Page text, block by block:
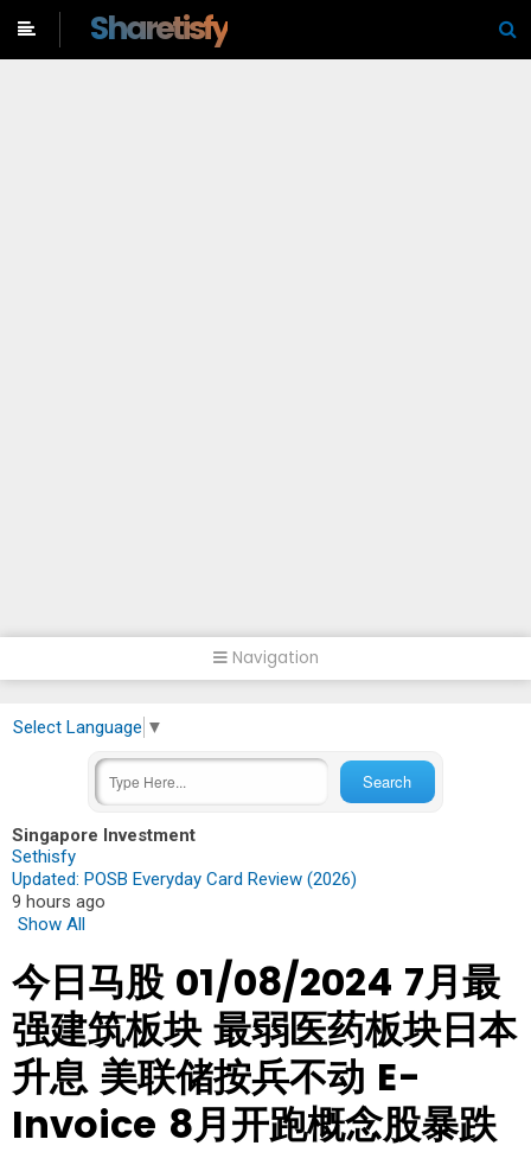
Sharetisfy
Navigation
Select Language ▼
Singapore Investment
Sethisfy
Updated: POSB Everyday Card Review (2026)
9 hours ago
Show All
今日马股 01/08/2024 7月最
强建筑板块 最弱医药板块日本
升息 美联储按兵不动 E-
Invoice 8月开跑概念股暴跌